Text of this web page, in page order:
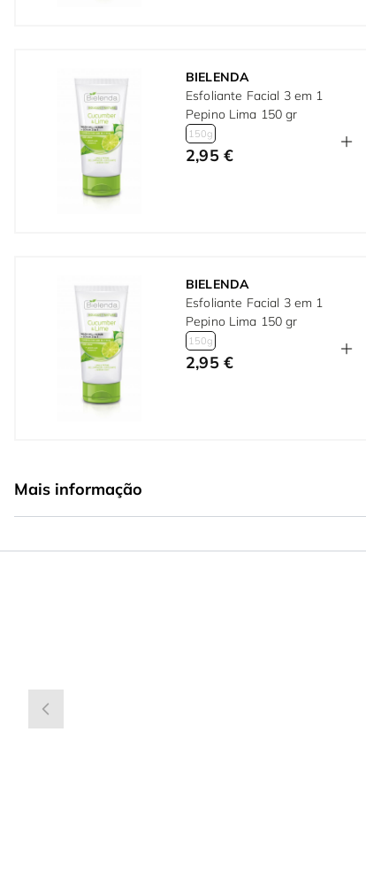
BIELENDA
Esfoliante Facial 3 em 1
Pepino Lima 150 gr
150g
2,95 €
BIELENDA
Esfoliante Facial 3 em 1
Pepino Lima 150 gr
150g
2,95 €
Mais informação